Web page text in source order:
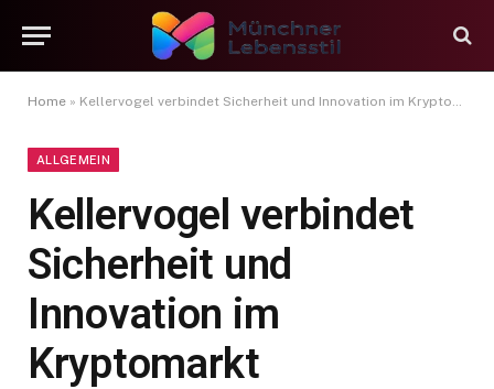
Home » Kellervogel verbindet Sicherheit und Innovation im Kryptomarkt
ALLGEMEIN
Kellervogel verbindet
Sicherheit und
Innovation im
Kryptomarkt